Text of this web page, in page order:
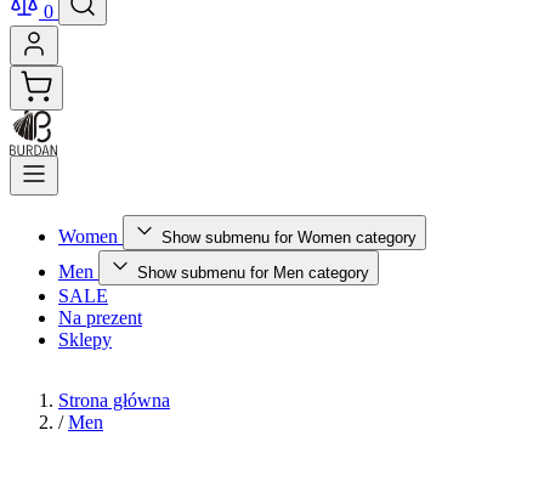
0
Women Show submenu for Women category
Men Show submenu for Men category
SALE
Na prezent
Sklepy
Strona główna
/ Men